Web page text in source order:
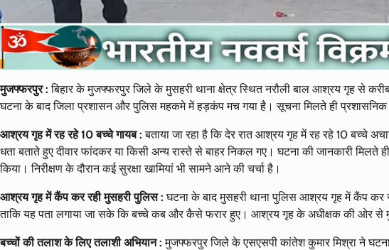
मुजफ्फरपुर :बिहार के मुजफ्फरपुर जिले के मुसहरी थाना क्षेत्र स्थित नरौली बाल आश्रय गृह से
घटना के बाद जिला प्रशासन और पुलिस महकमे में हड़कंप मच गया है। सूचना मिलते ही
आश्रय गृह में रह रहे 10 बच्चे गायब :बताया जा रहा है कि देर रात आश्रय गृह में रह रहे 10 बच्चे
धता बताते हुए दीवार फांदकर या किसी अन्य रास्ते से बाहर निकल गए। घटना की जानकारी मिलते
किया। निरीक्षण के दौरान कई सुरक्षा खामियां भी सामने आने की चर्चा है।
आश्रय गृह में कैंप कर रही मुसहरी पुलिस :घटना के बाद मुसहरी थाना पुलिस आश्रय गृह में कैंप कर
ताकि यह पता लगाया जा सके कि बच्चे कब और कैसे फरार हुए। आश्रय गृह के अधीक्षक की ओर से
बच्चों की तलाश के लिए तलाशी अभियान :मुजफ्फरपुर जिले के एसएसपी कांतेश कुमार मिश्रा ने